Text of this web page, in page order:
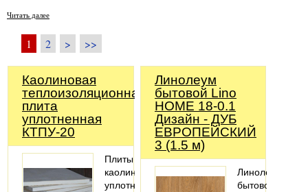
Читать далее
1 2 > >>
Каолиновая
теплоизоляционная
плита
уплотненная
КТПУ-20
Плиты
каолиновые
уплотненные
Линолеум
бытовой Lino
HOME 18-0.1
Дизайн - ДУБ
ЕВРОПЕЙСКИЙ
3 (1.5 м)
Линолеум
бытовой